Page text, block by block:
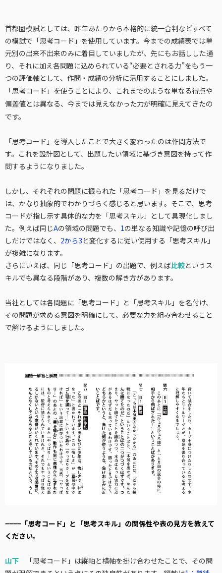
首都圏模試としては、昨年あたりから本格的に統一合判などすべて
の模試で「思考コード」を使用しています。今までの成績表では単
元別の出来不出来のみに着目していましたが、先にもお話しした通
り、それに加え各問題に込められている“必要とされる力”をもう一
つの評価軸として、作問・成績の分析に活用することにしました。
「思考コード」を使うことにより、これまでのような単なる得点や
偏差値とは異なる、今までは見えなかった力が明確に見えてきたの
です。
「思考コード」を導入したことで大きく変わったのは作問方法で
す。これを設計図として、出題したい領域に基づき意図を持って作
問するようになりました。
しかし、それぞれの問題に振られた「思考コード」を見るだけで
は、かなり抽象的でわかりづらく感じると思います。そこで、思考
コードが指し示す具体的な力を「思考スキル」として具現化しまし
た。例えば同じAの領域の問題でも、 1の単なる知識や記憶の呼び出
しだけではなく、 2から3と変化するに従い使用する「思考スキル」
が複雑になります。
さらにいえば、同じ「思考コード」の出題で、例えば比較というス
キルでも異なる段階があり、複数の解き方があります。
当社としては各問題に「思考コード」と「思考スキル」を名付け、
その問題が求める意図を明確にして、必要な力を組み合わせること
で解けるようにしました。
−−−−「思考コード」と「思考スキル」の関係性や表の見方を教えて
ください。
山下 「思考コード」は縦軸と横軸を掛け合わせたことで、その問